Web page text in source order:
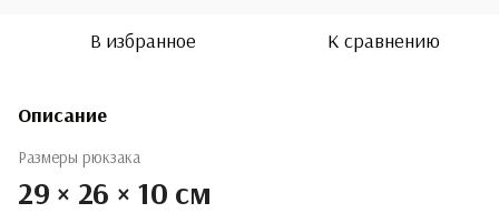
В избранное К сравнению
Описание
Размеры рюкзака
29 × 26 × 10 см